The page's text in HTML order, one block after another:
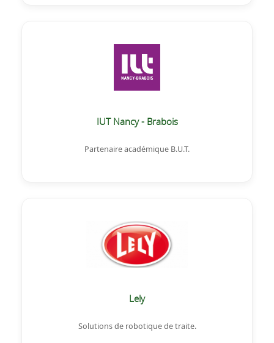
IUT Nancy - Brabois
Partenaire académique B.U.T.
Lely
Solutions de robotique de traite.